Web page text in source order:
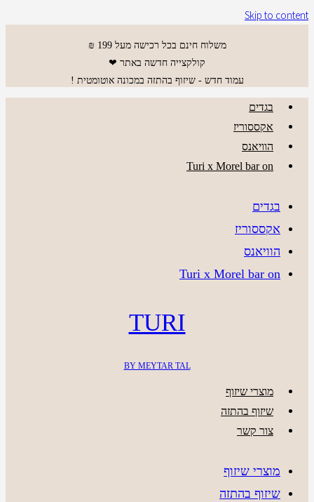
Skip to content
משלוח חינם בכל רכישה מעל 199 ₪
קולקצייה חדשה באתר ❤
עמוד חדש - שיזוף בהתזה במכונה אוטומטית !
בגדים
אקססוריז
הוויאנס
Turi x Morel bar on
בגדים
אקססוריז
הוויאנס
Turi x Morel bar on
TURI
BY MEYTAR TAL
מוצרי שיזוף
שיזוף בהתזה
צור קשר
מוצרי שיזוף
שיזוף בהתזה